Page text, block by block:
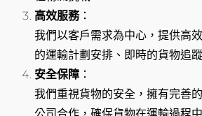
高效服務：
我們以客戶需求為中心，提供高
的運輸計劃安排、即時的貨物追
安全保障：
我們重視貨物的安全，擁有完善